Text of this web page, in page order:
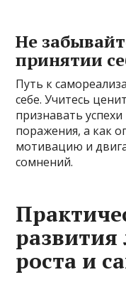
Не
принятии
Путь к
себе. Учитесь
признавать
поражения, а как
мотивацию и
сомнений.
развития
роста и